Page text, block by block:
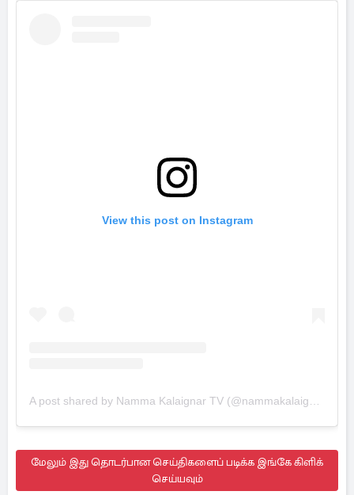
View this post on Instagram
மேலும் இது தொடர்பான செய்திகளைப் படிக்க இங்கே கிளிக்
செய்யவும்